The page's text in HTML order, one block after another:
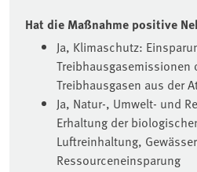
Hat die Maßnahme positive
Ja, Klimaschutz:
Treibhausgasemissionen
Treibhausgasen aus der
Ja, Natur-, Umwelt- und
Erhaltung der
Luftreinhaltung,
Ressourceneinsparung